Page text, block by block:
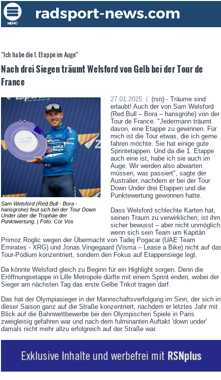
“Ich habe die 1. Etappe im Auge“
Nach drei Siegen träumt Welsford von Gelb bei der Tour de
France
Sam Welsford (Red Bull - Bora -
hansgrohe) feut sich bei der Tour Down
Under über die Trophäe der
Punktwertung. | Foto: Cor Vos
27.01.2025 |
(rsn) - Träume sind
erlaubt! Auch der von Sam Welsford
(Red Bull – Bora – hansgrohe) von der
Tour de France. "Jedermann träumt
davon, eine Etappe zu gewinnen. Für
mich ist die Tour etwas, die ich gerne
fahren möchte. Sie hat einige gute
Sprintetappen. Und da die 1. Etappe
auch eine ist, habe ich sie auch im
Auge. Wir werden also abwarten
müssen, was passiert", sagte der
Australier, nachdem er bei der Tour
Down Under drei Etappen und die
Punktewertung gewonnen hatte.
Dass Welsford schlechte Karten hat,
seinen Traum zu verwirklichen, ist ihm
sicher bewusst – aber nicht
wenn sich sein Team um Kapitän
Primoz Roglic wegen der Übermacht von Tadej Pogacar (UAE Team
Emirates - XRG) und Jonas Vingegaard (Visma – Lease a Bike) nicht auf
Tour-Podium konzentriert, sondern den Fokus auf Etappensiege legt.
Da könnte Welsford gleich zu Beginn für ein Highlight sorgen. Denn die
Eröffnungsetappe in Lille Metropole dürfte mit einem Sprint enden, wobei der
Sieger am nächsten Tag das erste Gelbe Trikot tragen darf.
Das hat der Olympiasieger in der Mannschaftsverfolgung im Sinn, der sich in
dieser Saison ganz auf die Straße konzentriert, nachdem er letztes Jahr mit
Blick auf die Bahnwettbewerbe bei den Olympischen Spiele in Paris
zweigleisig gefahren war und nach dem fulminanten Auftakt 'down under'
damals nicht mehr allzu erfolgreich auf der Straße war.